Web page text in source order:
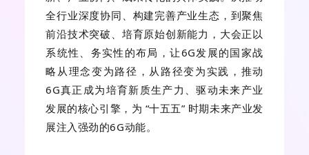
全行业深度协同、构建完善产业生态，到聚焦
前沿技术突破、培育原始创新能力，大会正以
系统性、务实性的布局，让6G发展的国家战
略从理念变为路径，从路径变为实践，推动
6G真正成为培育新质生产力、驱动未来产业
发展的核心引擎，为 “十五五” 时期未来产业发
展注入强劲的6G动能。